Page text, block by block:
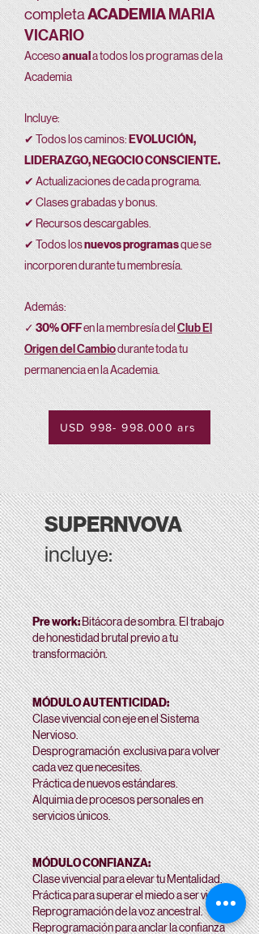
completaACADEMIAMARIA
VICARIO
Accesoanuala todos los programas de la
Academia
Incluye:
✔ Todos los caminos: EVOLUCIÓN,
LIDERAZGO, NEGOCIO CONSCIENTE.
✔ Actualizaciones de cada programa.
✔ Clases grabadas y bonus.
✔ Recursos descargables.
✔ Todos losnuevos programasque se
incorporen durante tu membresía.
Además:
✓30% OFFen la membresía delClub El
Origen del Cambiodurante toda tu
permanencia en la Academia.
USD 998- 998.000 ars
SUPERNVOVA
incluye:
Pre work:Bitácorade sombra. El trabajo
de honestidad brutal previo a tu
transformación.
MÓDULO AUTENTICIDAD:
Clase vivencial con eje en el Sistema
Nervioso.
Desprogramación exclusiva para volver
cada vez que necesites.
Prácticadenuevos estándares.
Alquimia de procesos personales en
servicios únicos.
MÓDULO CONFIANZA:
Clase vivencial para elevar tu Mentalidad.
Práctica para superar el miedo a ser vista.
Reprogramación de la voz ancestral.
Reprogramación para anclar la confianza